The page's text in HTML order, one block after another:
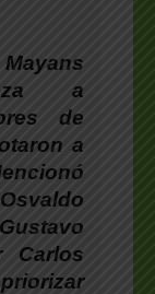
a
de
a
Osvaldo
Carlos